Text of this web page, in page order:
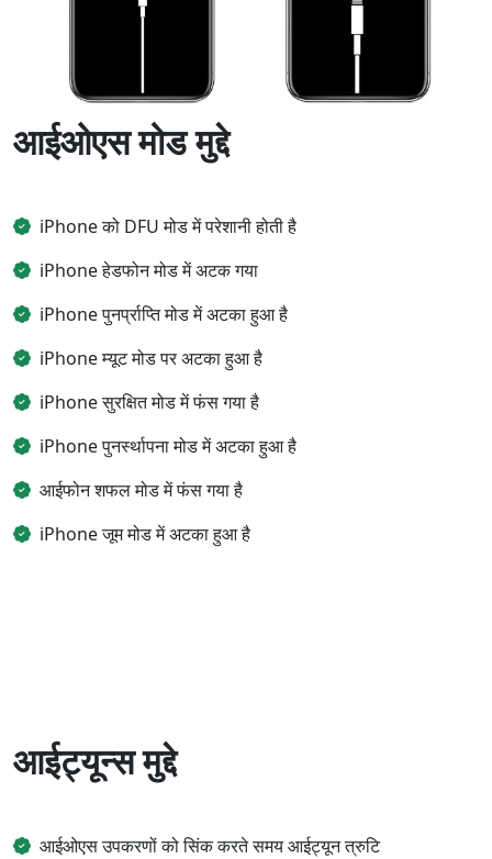
आईओएस मोड मुद्दे
iPhone को DFU मोड में परेशानी होती है
iPhone हेडफोन मोड में अटक गया
iPhone पुनर्प्राप्ति मोड में अटका हुआ है
iPhone म्यूट मोड पर अटका हुआ है
iPhone सुरक्षित मोड में फंस गया है
iPhone पुनर्स्थापना मोड में अटका हुआ है
आईफोन शफल मोड में फंस गया है
iPhone जूम मोड में अटका हुआ है
आईट्यून्स मुद्दे
आईओएस उपकरणों को सिंक करते समय आईट्यून त्रुटि